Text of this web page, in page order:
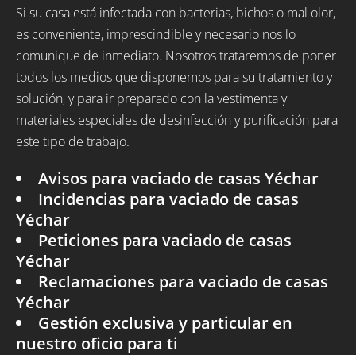
Si su casa está infectada con bacterias, bichos o mal olor,
es conveniente, imprescindible y necesario nos lo
comunique de inmediato. Nosotros trataremos de poner
todos los medios que disponemos para su tratamiento y
solución, y para ir preparado con la vestimenta y
materiales especiales de desinfección y purificación para
este tipo de trabajo.
Avisos para vaciado de casas Yéchar
Incidencias para vaciado de casas
Yéchar
Peticiones para vaciado de casas
Yéchar
Reclamaciones para vaciado de casas
Yéchar
Gestión exclusiva y particular en
nuestro oficio para ti